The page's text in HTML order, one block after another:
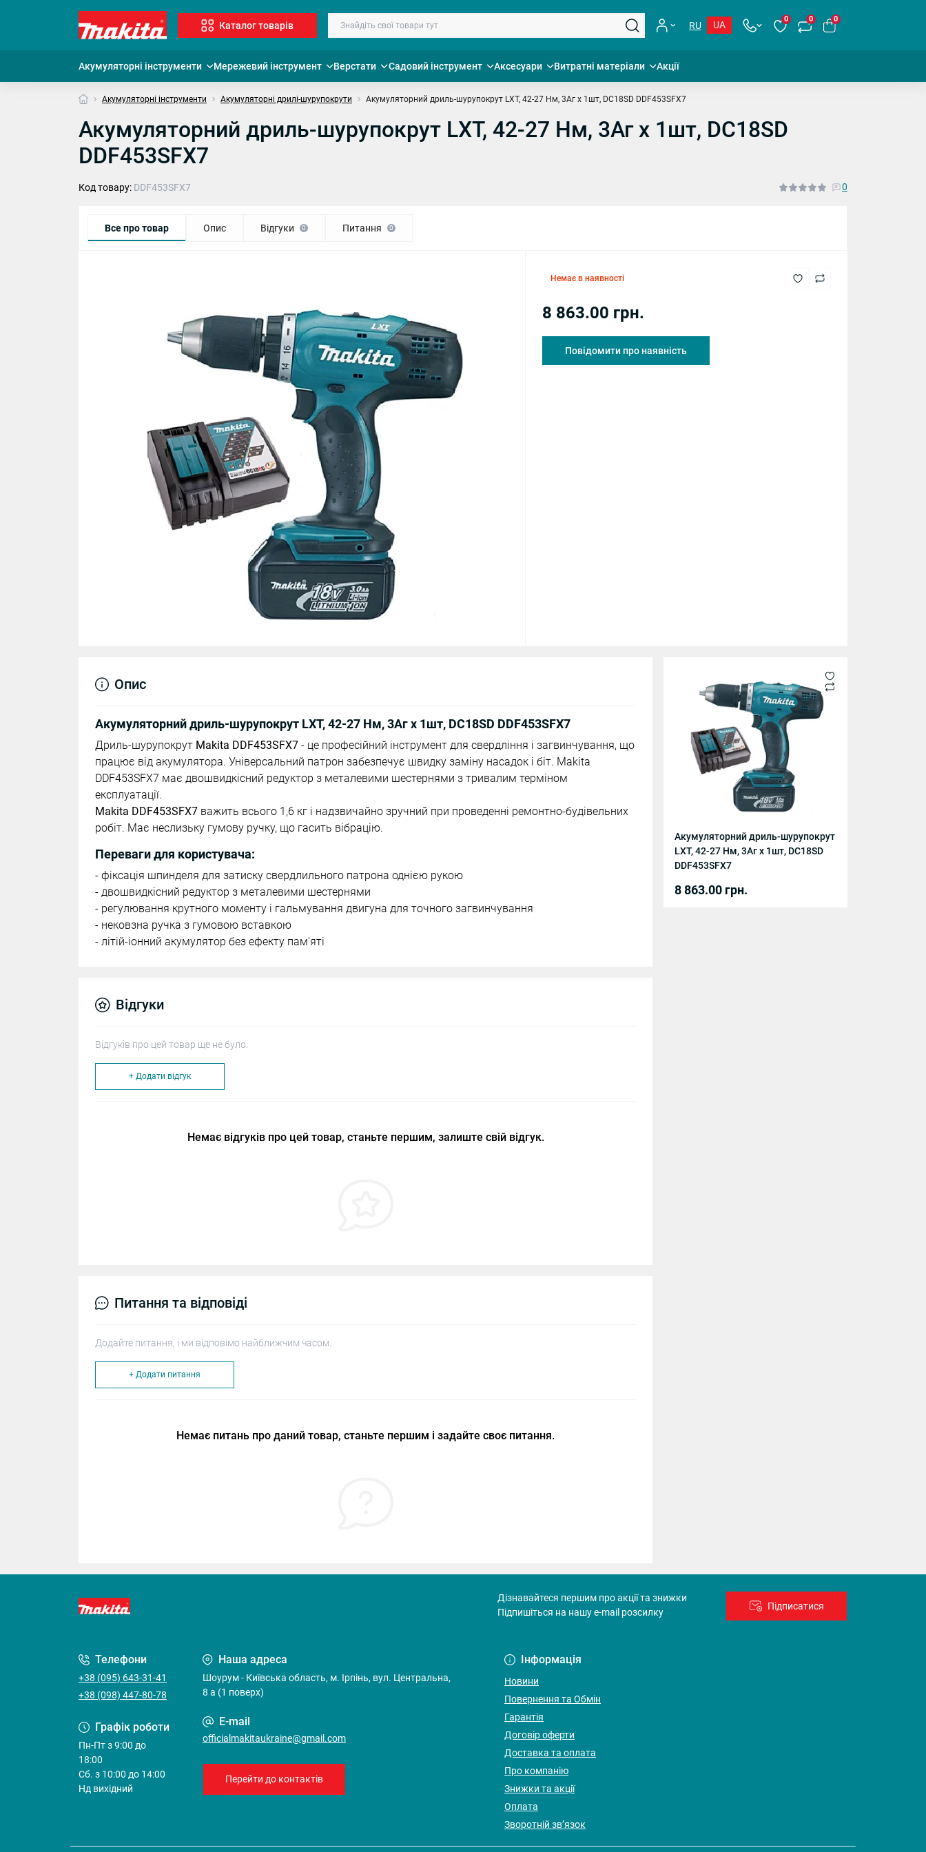
Каталог товарів RU UA
0 0 0
Акумуляторні інструменти Мережевий інструмент Верстати Садовий інструмент Аксесуари Витратні матеріали Акції
Акумуляторні інструменти Акумуляторні дрилі-шурупокрути Акумуляторний дриль-шурупокрут LXT, 42-27 Нм, 3Аг х 1шт, DC18SD DDF453SFX7
Акумуляторний дриль-шурупокрут LXT, 42-27 Нм, 3Аг х 1шт, DC18SD
DDF453SFX7
Код товару: DDF453SFX7 0
Все про товар Опис Відгуки 0 Питання 0
Немає в наявності
8 863.00 грн.
Повідомити про наявність
Акумуляторний дриль-шурупокрут
LXT, 42-27 Нм, 3Аг х 1шт, DC18SD
DDF453SFX7
8 863.00 грн.
Опис
Акумуляторний дриль-шурупокрут LXT, 42-27 Нм, 3Аг х 1шт, DC18SD DDF453SFX7
Дриль-шурупокрут Makita DDF453SFX7 - це професійний інструмент для свердління і загвинчування, що
працює від акумулятора. Універсальний патрон забезпечує швидку заміну насадок і біт. Makita
DDF453SFX7 має двошвидкісний редуктор з металевими шестернями з тривалим терміном
експлуатації.
Makita DDF453SFX7 важить всього 1,6 кг і надзвичайно зручний при проведенні ремонтно-будівельних
робіт. Має неслизьку гумову ручку, що гасить вібрацію.
Переваги для користувача:
- фіксація шпинделя для затиску свердлильного патрона однією рукою
- двошвидкісний редуктор з металевими шестернями
- регулювання крутного моменту і гальмування двигуна для точного загвинчування
- нековзна ручка з гумовою вставкою
- літій-іонний акумулятор без ефекту пам'яті
Відгуки
Відгуків про цей товар ще не було.
+ Додати відгук
Немає відгуків про цей товар, станьте першим, залиште свій відгук.
Питання та відповіді
Додайте питання, і ми відповімо найближчим часом.
+ Додати питання
Немає питань про даний товар, станьте першим і задайте своє питання.
Дізнавайтеся першим про акції та знижки
Підпишіться на нашу e-mail розсилку
Підписатися
Телефони
+38 (095) 643-31-41
+38 (098) 447-80-78
Графік роботи
Пн-Пт з 9:00 до
18:00
Cб. з 10:00 до 14:00
Нд вихідний
Наша адреса
Шоурум - Київська область, м. Ірпінь, вул. Центральна,
8 а (1 поверх)
E-mail
officialmakitaukraine@gmail.com
Перейти до контактів
Інформація
Новини
Повернення та Обмін
Гарантія
Договір оферти
Доставка та оплата
Про компанію
Знижки та акції
Оплата
Зворотній зв’язок